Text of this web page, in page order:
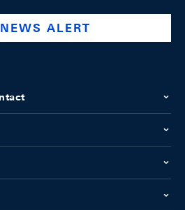
company/swiss-national-
@swissnationalbank
ALERT